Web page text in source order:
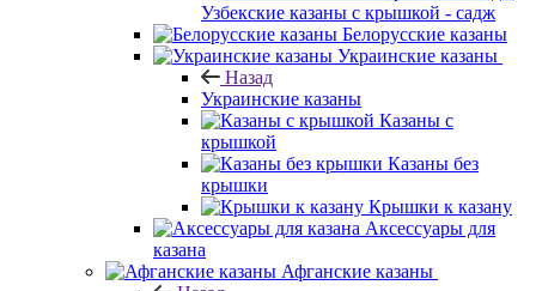
Узбекские казаны с крышкой - садж
Белорусские казаны
Украинские казаны
Назад
Украинские казаны
Казаны с
крышкой
Казаны без
крышки
Крышки к казану
Аксессуары для
казана
Афганские казаны